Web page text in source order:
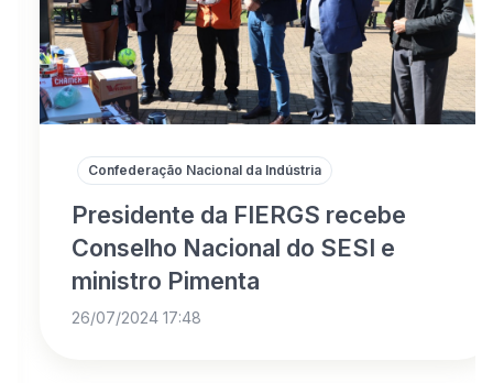
Confederação Nacional da Indústria
Presidente da FIERGS recebe
Conselho Nacional do SESI e
ministro Pimenta
26/07/2024 17:48